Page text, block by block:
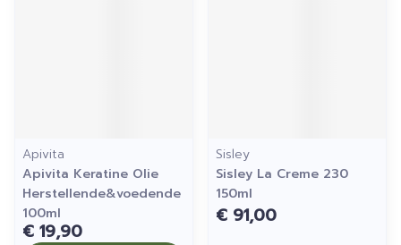
Apivita
Apivita Keratine Olie
Herstellende&voedende
100ml
€ 19,90
Sisley
Sisley La Creme 230
150ml
€ 91,00